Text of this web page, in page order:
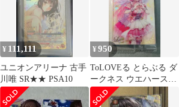
¥ 111,111
ユニオンアリーナ 古手
川唯 SR★★ PSA10
¥950
ToLOVEる とらぶる ダ
ークネス ウエハース
SR 27 ララ